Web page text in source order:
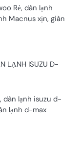
Rẻ, dàn lạnh
Macnus xịn, giàn
LẠNH ISUZU D-
dàn lạnh isuzu d-
lạnh d-max